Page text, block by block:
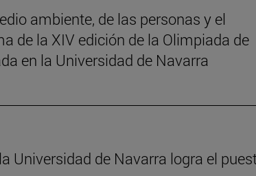
ambiente, de las personas y el
de la XIV edición de la Olimpiada de
en la Universidad de Navarra
Universidad de Navarra logra el